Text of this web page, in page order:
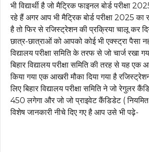
भी विद्यार्थी है जो मैट्रिक फाइनल बोर्ड परीक्षा
रहे हैं अगर आप भी मैट्रिक बोर्ड परीक्षा 2025 का
है तो फिर से रजिस्ट्रेशन की प्रक्रिया चालू कर
छात्र-छात्राओं को आपको कोई भी एक्स्ट्रा पैसा
विद्यालय परीक्षा समिति के तरफ से जो चार्ज रखा
बिहार विद्यालय परीक्षा समिति की तरह से यह
किया गया एक आखरी मौका दिया गया है
लिए बिहार विद्यालय परीक्षा समिति ने जो रेगुलर
₹450 लगेगा और जो जो प्राइवेट कैंडिडेट (
विशेष जानकारी नीचे दिए गए है आप उसे भी पढ़े-